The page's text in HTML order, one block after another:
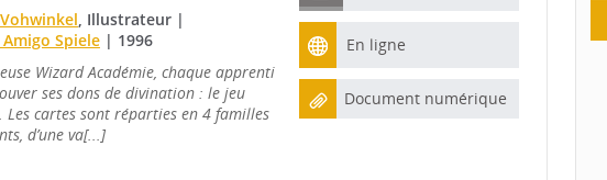
, Illustrateur |
Spiele| 1996
Wizard Académie, chaque apprenti
ses dons de divination : le jeu
Les cartes sont réparties en 4 familles
d’une va[...]
En ligne
Document numérique